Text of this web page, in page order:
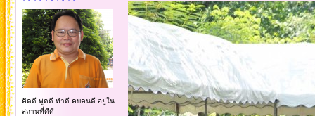
คิดดี พูดดี ทำดี คบคนดี อยู่ใน
สถานที่ดีดี